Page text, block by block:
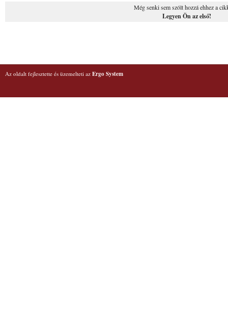
Még senki sem szólt hozzá ehhez a
Legyen Ön az első!
Az oldalt fejlesztette és üzemelteti az Ergo System